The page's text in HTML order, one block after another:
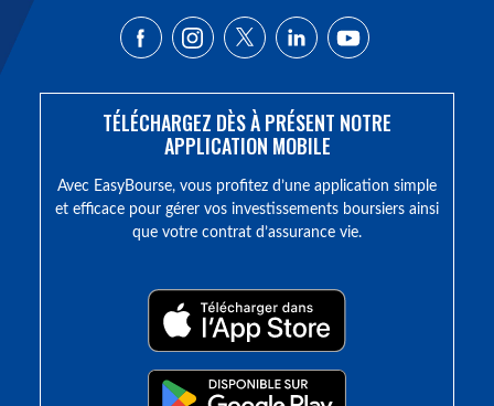
TÉLÉCHARGEZ DÈS À PRÉSENT NOTRE
APPLICATION MOBILE
Avec EasyBourse, vous profitez d’une application simple
et efficace pour gérer vos investissements boursiers ainsi
que votre contrat d’assurance vie.